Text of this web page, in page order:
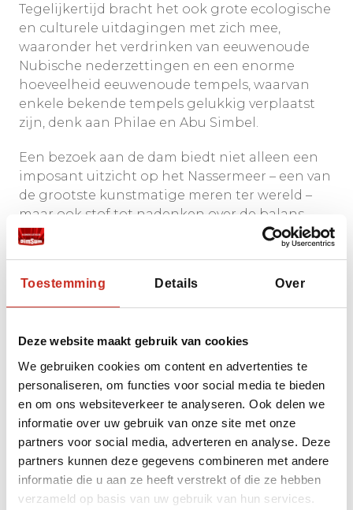
Toestemming Details Over
Deze website maakt gebruik van cookies
We gebruiken cookies om content en advertenties te
personaliseren, om functies voor social media te bieden
en om ons websiteverkeer te analyseren. Ook delen we
informatie over uw gebruik van onze site met onze
partners voor social media, adverteren en analyse. Deze
partners kunnen deze gegevens combineren met andere
informatie die u aan ze heeft verstrekt of die ze hebben
verzameld op basis van uw gebruik van hun services.
Tegelijkertijd bracht het ook grote ecologische
en culturele uitdagingen met zich mee,
waaronder het verdrinken van eeuwenoude
Nubische nederzettingen en een enorme
hoeveelheid eeuwenoude tempels, waarvan
enkele bekende tempels gelukkig verplaatst
zijn, denk aan Philae en Abu Simbel.
Een bezoek aan de dam biedt niet alleen een
imposant uitzicht op het Nassermeer – een van
de grootste kunstmatige meren ter wereld –
maar ook stof tot nadenken over de balans
tussen vooruitgang en behoud van erfgoed.
De Soeks van Aswan:
Levendige kleuren en
geuren